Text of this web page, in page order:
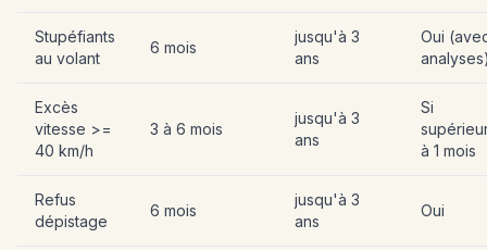
Stupéfiants
au volant
6 mois
jusqu'à 3
ans
Oui
Excès
vitesse >=
40 km/h
3 à 6 mois
jusqu'à 3
ans
Si
à 1 mois
Refus
dépistage
6 mois
jusqu'à 3
ans
Oui